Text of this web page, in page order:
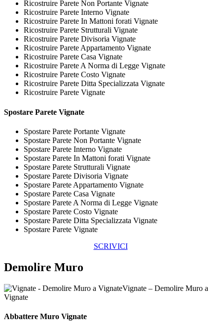
Ricostruire Parete Non Portante Vignate
Ricostruire Parete Interno Vignate
Ricostruire Parete In Mattoni forati Vignate
Ricostruire Parete Strutturali Vignate
Ricostruire Parete Divisoria Vignate
Ricostruire Parete Appartamento Vignate
Ricostruire Parete Casa Vignate
Ricostruire Parete A Norma di Legge Vignate
Ricostruire Parete Costo Vignate
Ricostruire Parete Ditta Specializzata Vignate
Ricostruire Parete Vignate
Spostare Parete Vignate
Spostare Parete Portante Vignate
Spostare Parete Non Portante Vignate
Spostare Parete Interno Vignate
Spostare Parete In Mattoni forati Vignate
Spostare Parete Strutturali Vignate
Spostare Parete Divisoria Vignate
Spostare Parete Appartamento Vignate
Spostare Parete Casa Vignate
Spostare Parete A Norma di Legge Vignate
Spostare Parete Costo Vignate
Spostare Parete Ditta Specializzata Vignate
Spostare Parete Vignate
SCRIVICI
Demolire Muro
Vignate – Demolire Muro a
Vignate
Abbattere Muro Vignate